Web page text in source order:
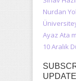
Nurdan
Ayaz Ata
10 Aralık